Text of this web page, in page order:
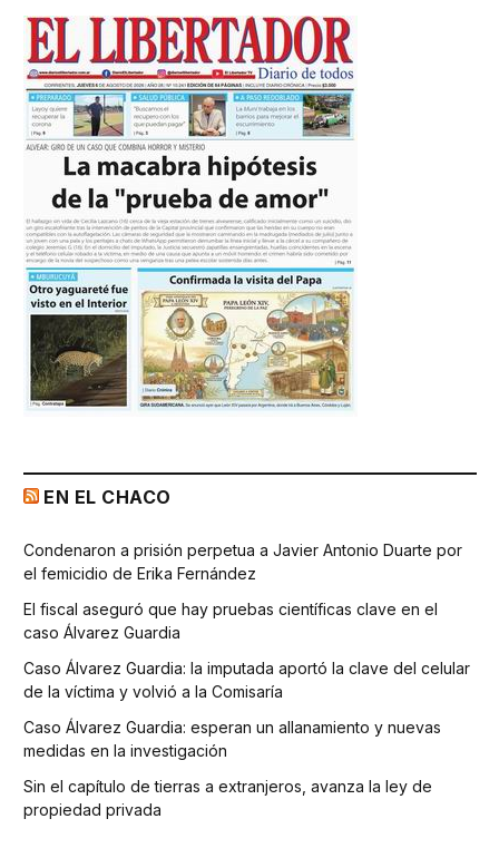
EN EL CHACO
Condenaron a prisión perpetua a Javier Antonio Duarte por
el femicidio de Erika Fernández
El fiscal aseguró que hay pruebas científicas clave en el
caso Álvarez Guardia
Caso Álvarez Guardia: la imputada aportó la clave del celular
de la víctima y volvió a la Comisaría
Caso Álvarez Guardia: esperan un allanamiento y nuevas
medidas en la investigación
Sin el capítulo de tierras a extranjeros, avanza la ley de
propiedad privada